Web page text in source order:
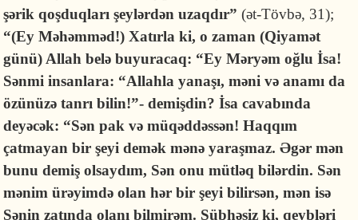
şərik qoşduqları şeylərdən uzaqdır” (ət-Tövbə, 31);
“(Ey Məhəmməd!) Xatırla ki, o zaman (Qiyamət
günü) Allah belə buyuracaq: “Ey Məryəm oğlu İsa!
Sənmi insanlara: “Allahla yanaşı, məni və anamı da
özünüzə tanrı bilin!”- demişdin? İsa cavabında
deyəcək: “Sən pak və müqəddəssən! Haqqım
çatmayan bir şeyi demək mənə yaraşmaz. Əgər mən
bunu demiş olsaydım, Sən onu mütləq bilərdin. Sən
mənim ürəyimdə olan hər bir şeyi bilirsən, mən isə
Sənin zatında olanı bilmirəm. Şübhəsiz ki, qeybləri